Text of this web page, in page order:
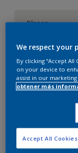
Blanco
Tamaño
5 L
We respect your
By clicking “Accept
on your device to
assist in our
obtener más
Accept All Cookies